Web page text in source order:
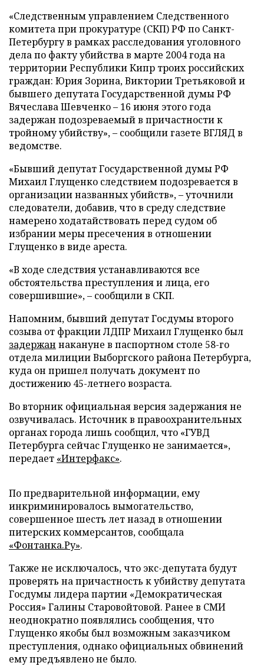
«Следственным управлением Следственного
комитета при прокуратуре (СКП) РФ по Санкт-
Петербургу в рамках расследования уголовного
дела по факту убийства в марте 2004 года на
территории Республики Кипр троих российских
граждан: Юрия Зорина, Виктории Третьяковой и
бывшего депутата Государственной думы РФ
Вячеслава Шевченко – 16 июня этого года
задержан подозреваемый в причастности к
тройному убийству», – сообщили газете ВГЛЯД в
ведомстве.
«Бывший депутат Государственной думы РФ
Михаил Глущенко следствием подозревается в
организации названных убийств», – уточнили
следователи, добавив, что в среду следствие
намерено ходатайствовать перед судом об
избрании меры пресечения в отношении
Глущенко в виде ареста.
«В ходе следствия устанавливаются все
обстоятельства преступления и лица, его
совершившие», – сообщили в СКП.
Напомним, бывший депутат Госдумы второго
созыва от фракции ЛДПР Михаил Глущенко был
задержан накануне в паспортном столе 58-го
отдела милиции Выборгского района Петербурга,
куда он пришел получать документ по
достижению 45-летнего возраста.
Во вторник официальная версия задержания не
озвучивалась. Источник в правоохранительных
органах города лишь сообщил, что «ГУВД
Петербурга сейчас Глущенко не занимается»,
передает «Интерфакс».
По предварительной информации, ему
инкриминировалось вымогательство,
совершенное шесть лет назад в отношении
питерских коммерсантов, сообщала
«Фонтанка.Ру».
Также не исключалось, что экс-депутата будут
проверять на причастность к убийству депутата
Госдумы лидера партии «Демократическая
Россия» Галины Старовойтовой. Ранее в СМИ
неоднократно появлялись сообщения, что
Глущенко якобы был возможным заказчиком
преступления, однако официальных обвинений
ему предъявлено не было.